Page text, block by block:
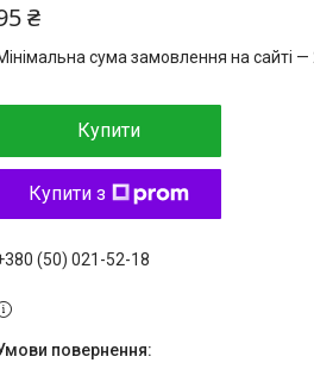
₴
сума замовлення на сайті —
Купити
Купити з
(50) 021-52-18